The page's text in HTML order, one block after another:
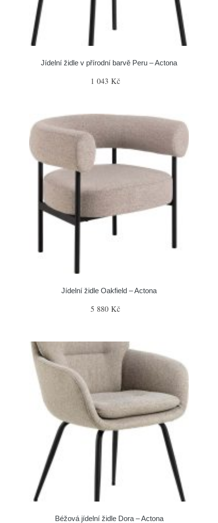
Jídelní židle v přírodní barvě Peru – Actona
1 043 Kč
Jídelní židle Oakfield – Actona
5 880 Kč
Béžová jídelní židle Dora – Actona